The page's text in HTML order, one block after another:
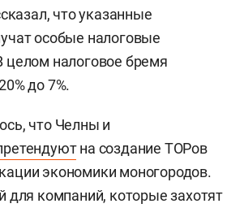
что указанные
особые налоговые
целом налоговое бремя
до 7%.
что Челны и
на создание ТОРов
экономики моногородов.
для компаний, которые захотят